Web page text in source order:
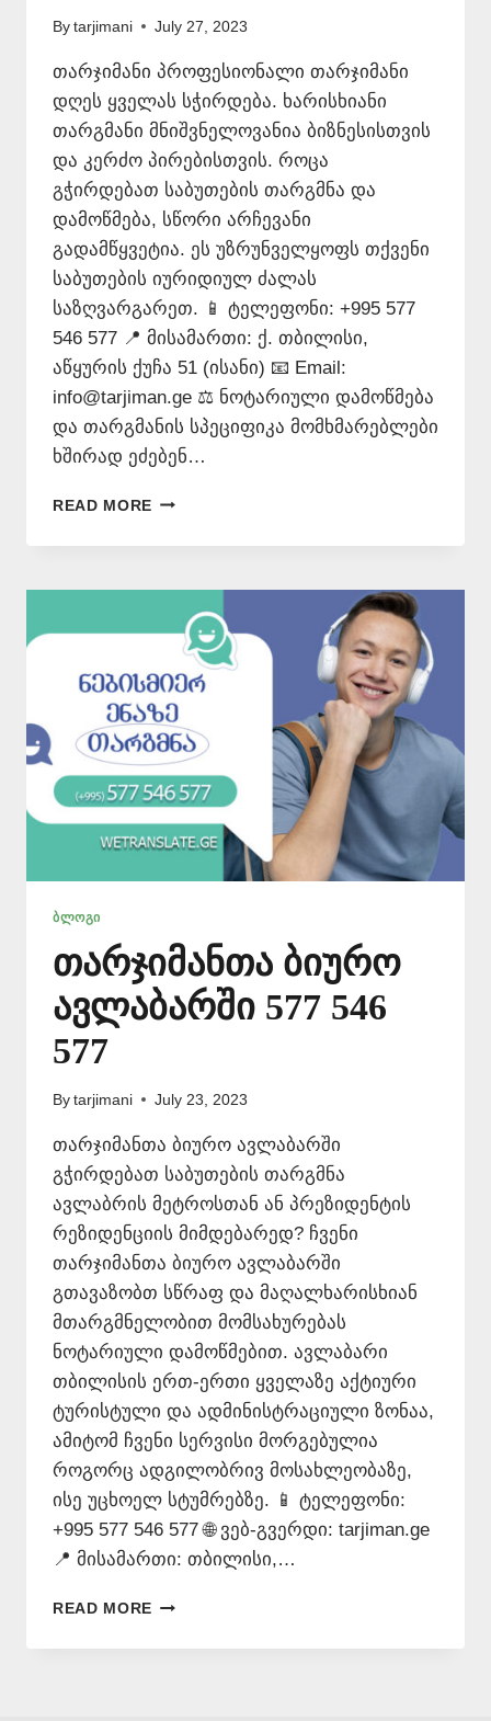
By tarjimani July 27, 2023
თარჯიმანი პროფესიონალი თარჯიმანი
დღეს ყველას სჭირდება. ხარისხიანი
თარგმანი მნიშვნელოვანია ბიზნესისთვის
და კერძო პირებისთვის. როცა
გჭირდებათ საბუთების თარგმნა და
დამოწმება, სწორი არჩევანი
გადამწყვეტია. ეს უზრუნველყოფს თქვენი
საბუთების იურიდიულ ძალას
საზღვარგარეთ. 📱 ტელეფონი: +995 577
546 577 📍 მისამართი: ქ. თბილისი,
აწყურის ქუჩა 51 (ისანი) 📧 Email:
info@tarjiman.ge ⚖️ ნოტარიული დამოწმება
და თარგმანის სპეციფიკა მომხმარებლები
ხშირად ეძებენ…
READ MORE ᲗᲐᲠᲯᲘᲛᲐᲜᲘ
577
577
ᲑᲚᲝᲒᲘ
თარჯიმანთა ბიურო
ავლაბარში 577 546
577
By tarjimani July 23, 2023
თარჯიმანთა ბიურო ავლაბარში
გჭირდებათ საბუთების თარგმნა
ავლაბრის მეტროსთან ან პრეზიდენტის
რეზიდენციის მიმდებარედ? ჩვენი
თარჯიმანთა ბიურო ავლაბარში
გთავაზობთ სწრაფ და მაღალხარისხიან
მთარგმნელობით მომსახურებას
ნოტარიული დამოწმებით. ავლაბარი
თბილისის ერთ-ერთი ყველაზე აქტიური
ტურისტული და ადმინისტრაციული ზონაა,
ამიტომ ჩვენი სერვისი მორგებულია
როგორც ადგილობრივ მოსახლეობაზე,
ისე უცხოელ სტუმრებზე. 📱 ტელეფონი:
+995 577 546 577 🌐 ვებ-გვერდი: tarjiman.ge
📍 მისამართი: თბილისი,…
READ MORE ᲗᲐᲠᲯᲘᲛᲐᲜᲗᲐ
ᲐᲕᲚᲐᲑᲐᲠᲨᲘ